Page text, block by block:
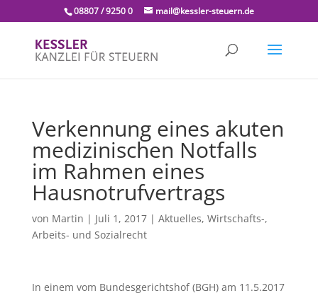
08807 / 9250 0 mail@kessler-steuern.de
Verkennung eines akuten
medizinischen Notfalls
im Rahmen eines
Hausnotrufvertrags
von Martin | Juli 1, 2017| Aktuelles, Wirtschafts-,
Arbeits- und Sozialrecht
In einem vom Bundesgerichtshof (BGH) am 11.5.2017